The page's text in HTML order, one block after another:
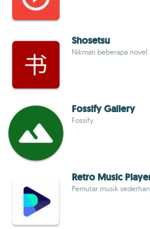
Shosetsu
Nikmati beberapa
Fossify Gallery
Fossify
Retro Music
Pemutar musik